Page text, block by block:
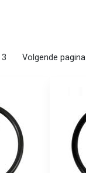
3 Volgende pagina